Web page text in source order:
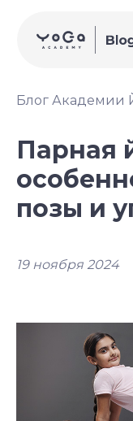
Блог Академии
Парная
позы и
19 ноября 2024